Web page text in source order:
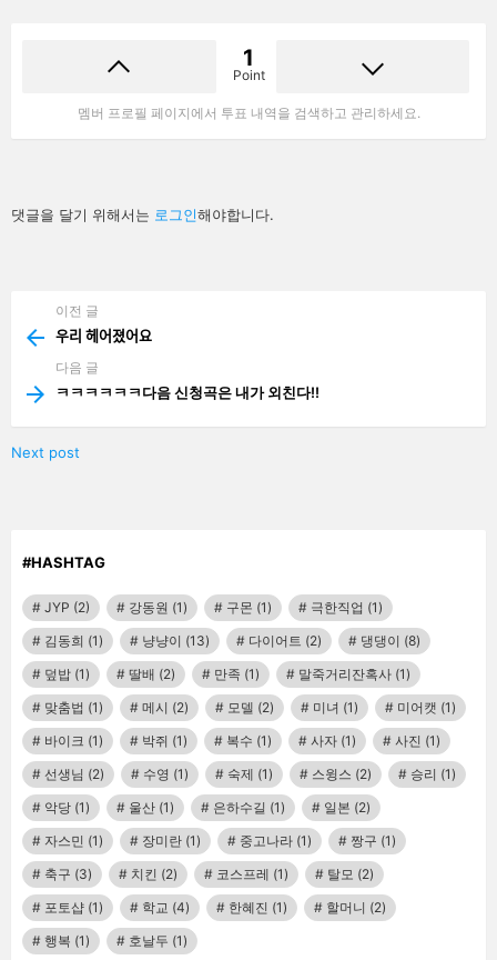
1
Point
멤버 프로필 페이지에서 투표 내역을 검색하고 관리하세요.
답
글
댓글을 달기 위해서는 로그인해야합니다.
more
이전 글
우리 헤어졌어요
다음 글
ㅋㅋㅋㅋㅋㅋ다음 신청곡은 내가 외친다!!
Next post
#HASHTAG
JYP (2) 강동원 (1) 구몬 (1) 극한직업 (1)
김동희 (1) 냥냥이 (13) 다이어트 (2) 댕댕이 (8)
덮밥 (1) 딸배 (2) 만족 (1) 말죽거리잔혹사 (1)
맞춤법 (1) 메시 (2) 모델 (2) 미녀 (1) 미어캣 (1)
바이크 (1) 박쥐 (1) 복수 (1) 사자 (1) 사진 (1)
선생님 (2) 수영 (1) 숙제 (1) 스윙스 (2) 승리 (1)
악당 (1) 울산 (1) 은하수길 (1) 일본 (2)
자스민 (1) 장미란 (1) 중고나라 (1) 짱구 (1)
축구 (3) 치킨 (2) 코스프레 (1) 탈모 (2)
포토샵 (1) 학교 (4) 한혜진 (1) 할머니 (2)
행복 (1) 호날두 (1)